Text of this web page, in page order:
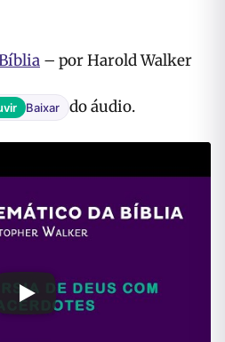
– por Harold Walker
Baixar do áudio.